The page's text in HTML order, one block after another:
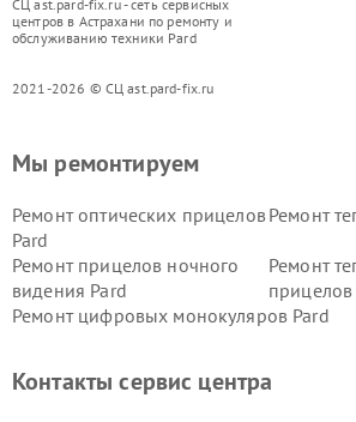
СЦ ast.pard-fix.ru - сеть сервисных
центров в Астрахани по ремонту и
обслуживанию техники Pard
2021-2026 © СЦ ast.pard-fix.ru
Мы ремонтируем
Ремонт оптических прицелов
Pard
Ремонт
Ремонт прицелов ночного
видения Pard
Ремонт
прицелов
Ремонт цифровых монокуляров Pard
Контакты сервис центра